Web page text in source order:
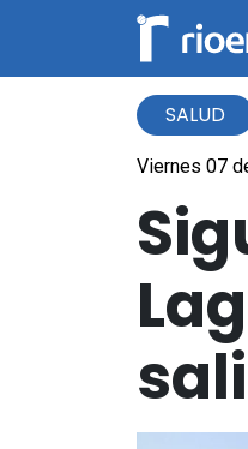
SALUD
Viernes 07